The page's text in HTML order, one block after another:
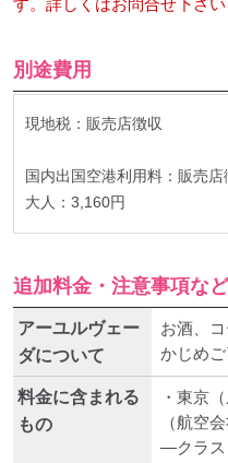
す。詳しくはお問合せ下さい
別途費用
現地税：販売店徴収
国内出国空港利用料：販売店
大人：3,160円
追加料金・注意事項など
アーユルヴェー
ダについて
お酒、
かじめご
料金に含まれる
もの
・東京
（航空
―クラス